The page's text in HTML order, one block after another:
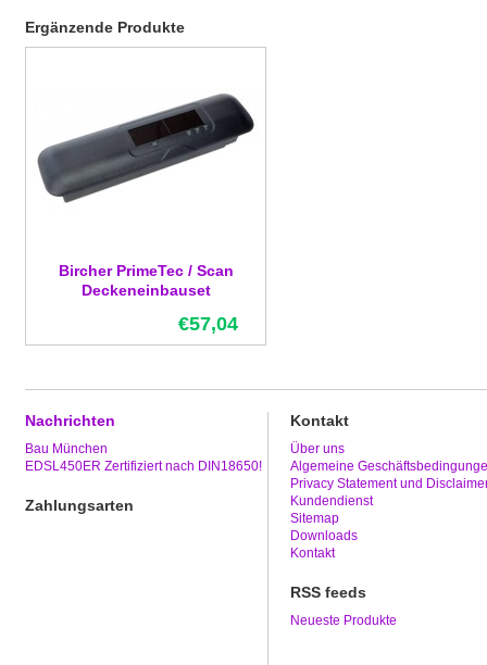
Ergänzende Produkte
Bircher PrimeTec / Scan
Deckeneinbauset
€57,04
Nachrichten
Bau München
EDSL450ER Zertifiziert nach DIN18650!
Zahlungsarten
Kontakt
Über uns
Algemeine
Privacy Statement und
Kundendienst
Sitemap
Downloads
Kontakt
RSS feeds
Neueste Produkte